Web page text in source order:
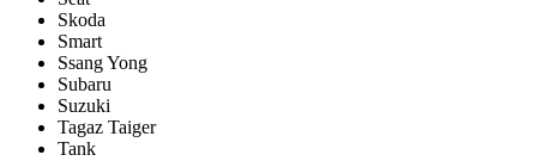
Skoda
Smart
Ssang Yong
Subaru
Suzuki
Tagaz Taiger
Tank